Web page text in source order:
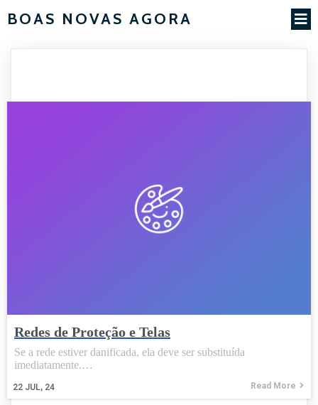
BOAS NOVAS AGORA
Redes de Proteção e Telas
22 JUL, 24
Se a rede estiver danificada, ela deve ser substituída
imediatamente.…
Read More